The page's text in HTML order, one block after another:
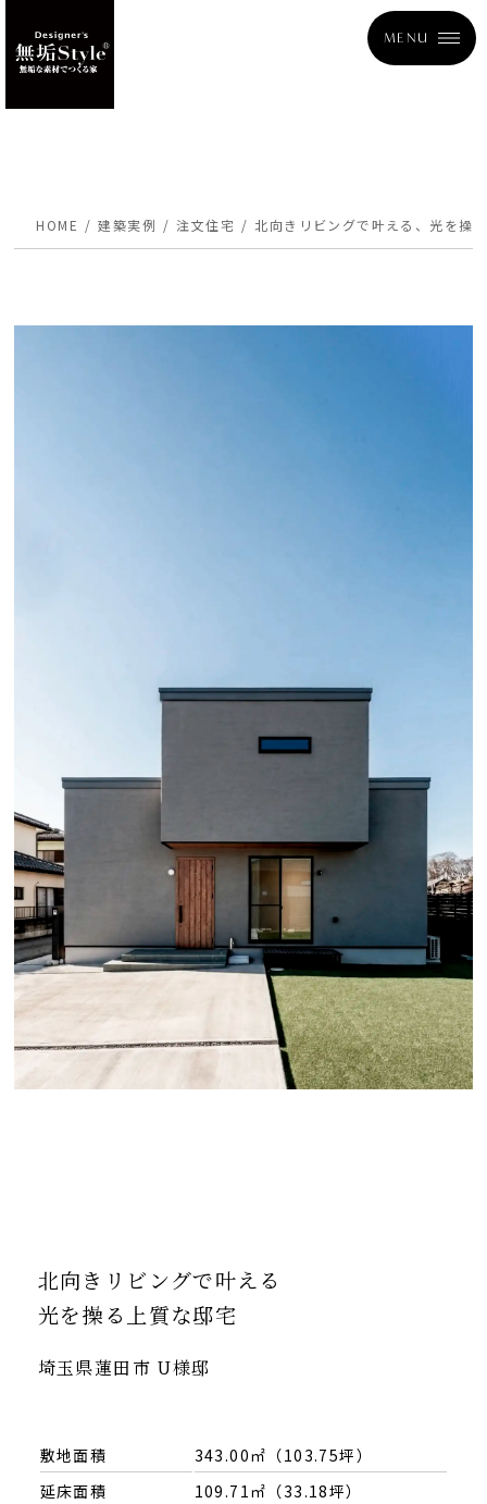
MENU
HOME 建築実例 注文住宅 北向きリビングで叶える、光を操
北向きリビングで叶える
光を操る上質な邸宅
埼玉県蓮田市 U様邸
敷地面積
343.00㎡（103.75坪）
延床面積
109.71㎡（33.18坪）